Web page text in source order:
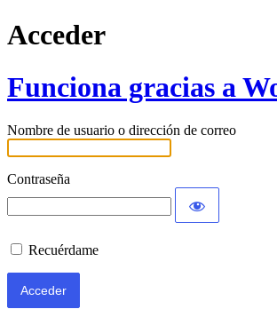
Acceder
Funciona gracias a
Nombre de usuario o dirección de correo
Contraseña
Recuérdame